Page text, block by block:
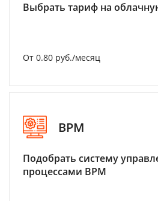
Выбрать тариф на
От 0.80 руб./месяц
BPM
Подобрать систему
процессами BPM